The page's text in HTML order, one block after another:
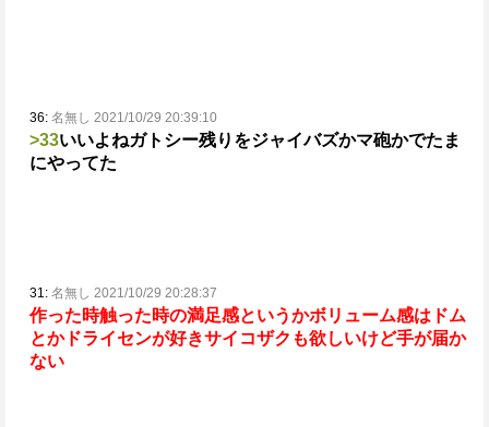
36: 名無し 2021/10/29 20:39:10
>33いいよねガトシー残りをジャイバズかマ砲かでたま
にやってた
31: 名無し 2021/10/29 20:28:37
作った時触った時の満足感というかボリューム感は ドム
とかドライセンが好きサイコザクも欲しいけど手が届か
ない